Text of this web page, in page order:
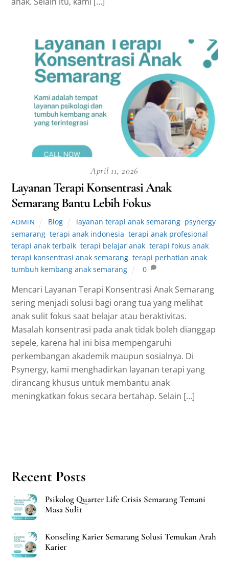
April 11, 2026
Layanan Terapi Konsentrasi Anak
Semarang Bantu Lebih Fokus
ADMIN Blog layanan terapi anak semarang, psynergy
semarang ,terapi anak indonesia ,terapi anak profesional
terapi anak terbaik ,terapi belajar anak ,terapi fokus anak
terapi konsentrasi anak semarang ,terapi perhatian anak
tumbuh kembang anak semarang
0
Mencari Layanan Terapi Konsentrasi Anak Semarang
sering menjadi solusi bagi orang tua yang melihat
anak sulit fokus saat belajar atau beraktivitas.
Masalah konsentrasi pada anak tidak boleh dianggap
sepele, karena hal ini bisa mempengaruhi
perkembangan akademik maupun sosialnya. Di
Psynergy, kami menghadirkan layanan terapi yang
dirancang khusus untuk membantu anak
meningkatkan fokus secara bertahap. Selain […]
Recent Posts
Psikolog Quarter Life Crisis Semarang Temani
Masa Sulit
Konseling Karier Semarang Solusi Temukan Arah
Karier